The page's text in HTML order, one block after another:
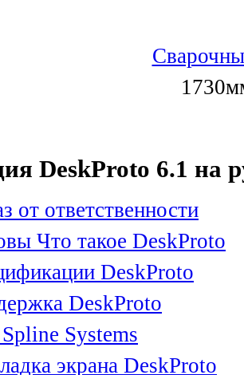
DeskProto 6.1 на
от ответственности
Что такое DeskProto
DeskProto
DeskProto
Systems
экрана DeskProto